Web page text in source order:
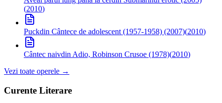
(2010)
Puckdin Cântece de adolescent (1957-1958) (2007)(2010)
Cântec naivdin Adio, Robinson Crusoe (1978)(2010)
Vezi toate operele →
Curente Literare